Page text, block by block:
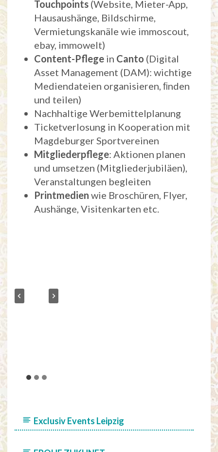
Touchpoints (Website, Mieter-App,
Hausaushänge, Bildschirme,
Vermietungskanäle wie immoscout,
ebay, immowelt)
Content-Pflege in Canto (Digital
Asset Management (DAM): wichtige
Mediendateien organisieren, ﬁnden
und teilen)
Nachhaltige Werbemittelplanung
Ticketverlosung in Kooperation mit
Magdeburger Sportvereinen
Mitgliederpflege: Aktionen planen
und umsetzen (Mitgliederjubiläen),
Veranstaltungen begleiten
Printmedien wie Broschüren, Flyer,
Aushänge, Visitenkarten etc.
Exclusiv Events Leipzig